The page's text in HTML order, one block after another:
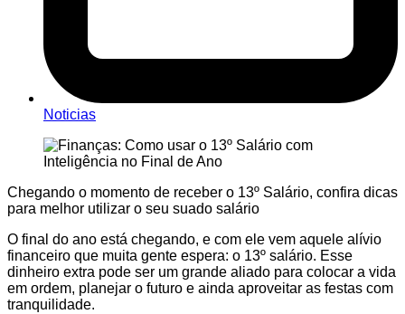
Noticias
Chegando o momento de receber o 13º Salário, confira dicas
para melhor utilizar o seu suado salário
O final do ano está chegando, e com ele vem aquele alívio
financeiro que muita gente espera: o 13º salário. Esse
dinheiro extra pode ser um grande aliado para colocar a vida
em ordem, planejar o futuro e ainda aproveitar as festas com
tranquilidade.